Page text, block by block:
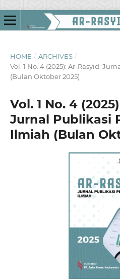
HOME / ARCHIVES /
Vol. 1 No. 4 (2025): Ar-Rasyid:
(Bulan Oktober 2025)
Vol. 1 No. 4
Jurnal Publikasi
Ilmiah (Bulan